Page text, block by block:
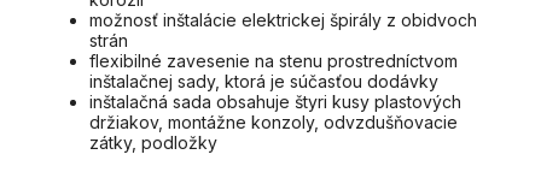
možnosť inštalácie elektrickej špirály z obidvoch
strán
flexibilné zavesenie na stenu prostredníctvom
inštalačnej sady, ktorá je súčasťou dodávky
inštalačná sada obsahuje štyri kusy plastových
držiakov, montážne konzoly, odvzdušňovacie
zátky, podložky